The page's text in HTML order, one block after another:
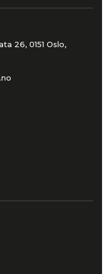
26, 0151 Oslo,